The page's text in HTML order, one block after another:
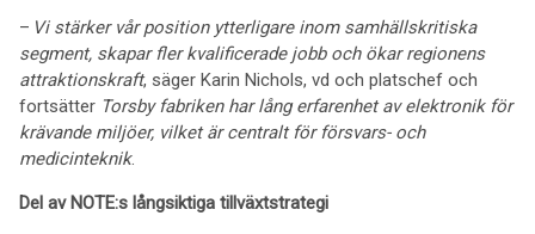
– Vi stärker vår position ytterligare inom samhällskritiska
segment, skapar fler kvalificerade jobb och ökar regionens
attraktionskraft, säger Karin Nichols, vd och platschef och
fortsätter Torsby fabriken har lång erfarenhet av elektronik för
krävande miljöer, vilket är centralt för försvars- och
medicinteknik.
Del av NOTE:s långsiktiga tillväxtstrategi